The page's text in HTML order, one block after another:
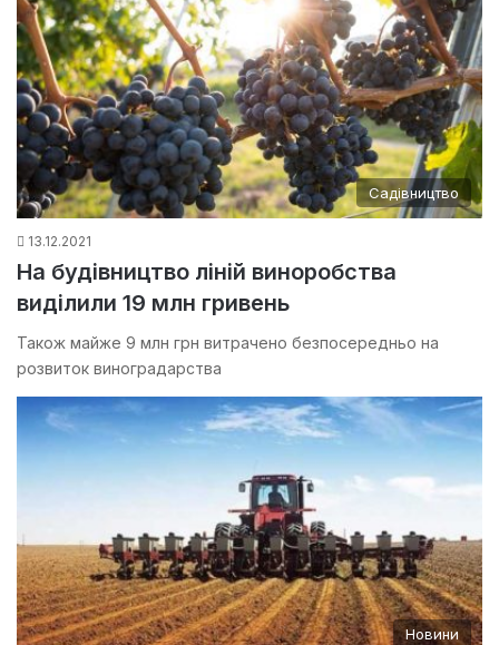
Садівництво
13.12.2021
На будівництво ліній виноробства
виділили 19 млн гривень
Також майже 9 млн грн витрачено безпосередньо на
розвиток виноградарства
Новини